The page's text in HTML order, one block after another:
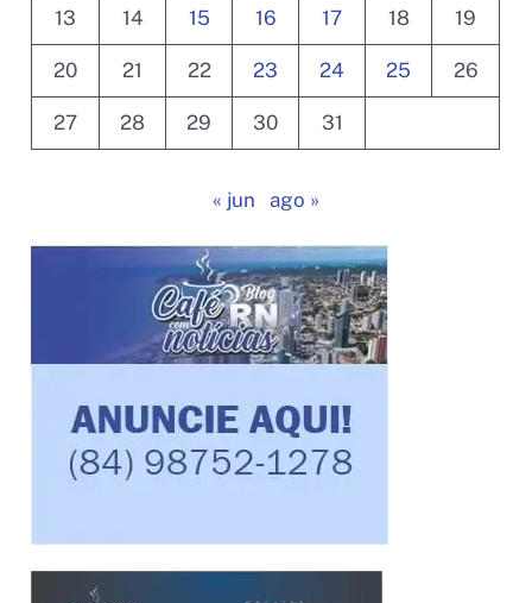
13 14 15 16 17 18 19
20 21 22 23 24 25 26
27 28 29 30 31
« jun ago »